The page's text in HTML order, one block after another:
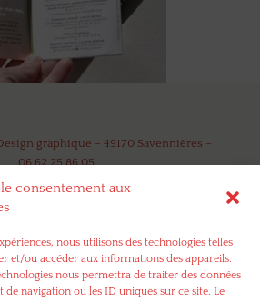
consentement aux
nous utilisons des technologies telles
et/ou accéder aux informations des appareils.
nous permettra de traiter des données
navigation ou les ID uniques sur ce site. Le
graphique – 49170 Savennières –
06 62 25 86 05